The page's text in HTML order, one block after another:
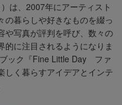
は、2007年にアーティスト
の暮らしや好きなものを綴っ
や写真が評判を呼び、数々の
的に注目されるようになりま
ック『Fine Little Day ファ
く暮らすアイデアとインテ